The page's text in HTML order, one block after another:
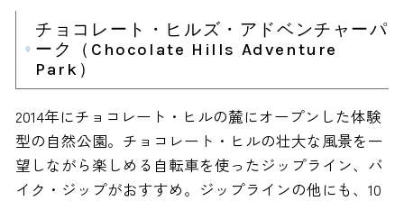
チョコレート・ヒルズ・アドベンチャーパ
ーク（Chocolate Hills Adventure
Park）
2014年にチョコレート・ヒルの麓にオープンした体験
型の自然公園。チョコレート・ヒルの壮大な風景を一
望しながら楽しめる自転車を使ったジップライン、バ
イク・ジップがおすすめ。ジップラインの他にも、10